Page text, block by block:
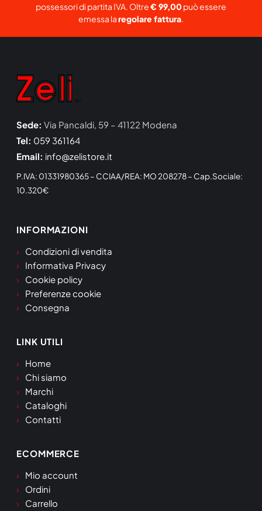
possessori di partita IVA. Oltre€ 99,00 può essere
emessa laregolare fattura.
Sede: Via Pancaldi, 59 – 41122 Modena
Tel: 059 361164
Email: info@zelistore.it
P.IVA: 01331980365 – CCIAA/REA: MO 208278 – Cap.Sociale:
10.320€
INFORMAZIONI
Condizioni di vendita
Informativa Privacy
Cookie policy
Preferenze cookie
Consegna
LINK UTILI
Home
Chi siamo
Marchi
Cataloghi
Contatti
ECOMMERCE
Mio account
Ordini
Carrello